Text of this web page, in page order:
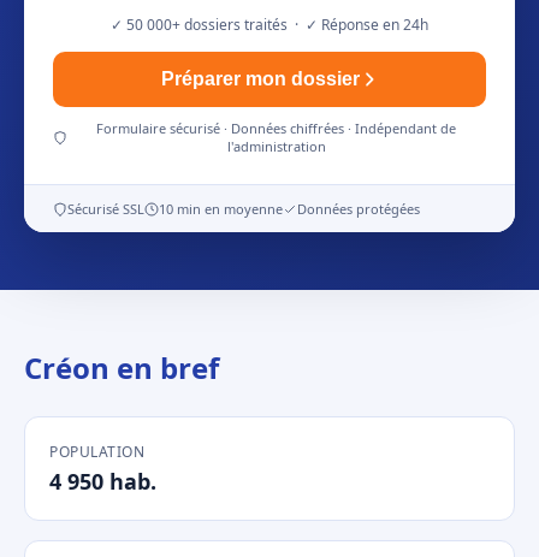
✓ 50 000+ dossiers traités · ✓ Réponse en 24h
Préparer mon dossier
Formulaire sécurisé · Données chiffrées · Indépendant de
l'administration
Sécurisé SSL 10 min en moyenne Données protégées
Créon en bref
POPULATION
4 950 hab.